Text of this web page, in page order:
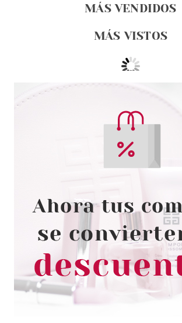
MÁS VENDIDOS
MÁS VISTOS
TIGI
TIGI BED HEAD FOR MEN
CLEAN UP SHAMPOO 250 ML +
CONDITIONER 250 ML + CERA
85 GR SET
Pvr 35.60€
-66%
desde
12.00€